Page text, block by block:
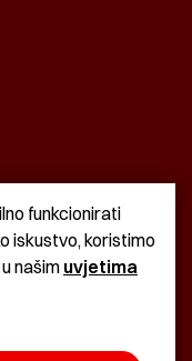
funkcionirati
iskustvo, koristimo
našim uvjetima